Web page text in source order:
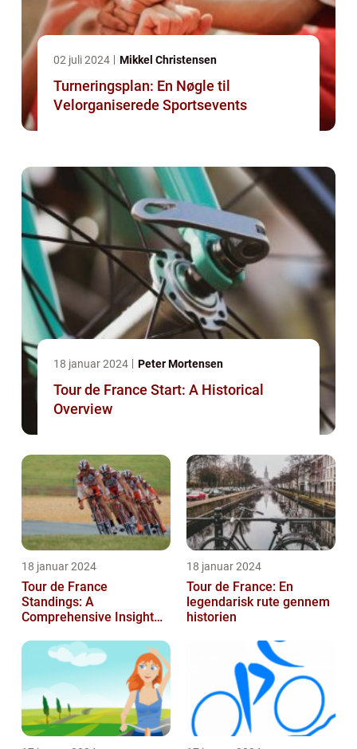
02 juli 2024 Mikkel Christensen
Turneringsplan: En Nøgle til
Velorganiserede Sportsevents
18 januar 2024 Peter Mortensen
Tour de France Start: A Historical
Overview
18 januar 2024
Tour de France
Standings: A
Comprehensive Insight
Race
18 januar 2024
Tour de France: En
legendarisk rute gennem
historien